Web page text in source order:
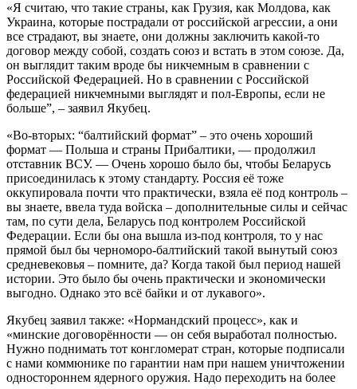
«Я считаю, что такие страны, как Грузия, как Молдова, как
Украина, которые пострадали от российской агрессии, а они
все страдают, вы знаете, они должны заключить какой-то
договор между собой, создать союз и встать в этом союзе. Да,
он выглядит таким вроде бы никчемным в сравнении с
Российской Федерацией. Но в сравнении с Российской
федерацией никчемными выглядят и пол-Европы, если не
больше”, – заявил Якубец.
«Во-вторых: “балтийский формат” – это очень хороший
формат — Польша и страны Прибалтики, — продолжил
отставник ВСУ. — Очень хорошо было бы, чтобы Беларусь
присоединилась к этому стандарту. Россия её тоже
оккупировала почти что практически, взяла её под контроль –
вы знаете, ввела туда войска – дополнительные силы и сейчас
там, по сути дела, Беларусь под контролем Российской
Федерации. Если бы она вышла из-под контроля, то у нас
прямой был бы черноморо-балтийский такой вынутый союз
средневековья – помните, да? Когда такой был период нашей
истории. Это было бы очень практически и экономически
выгодно. Однако это всё байки и от лукавого».
Якубец заявил также: «Нормандский процесс», как и
«минские договорённости — он себя выработал полностью.
Нужно поднимать тот конгломерат стран, которые подписали
с нами коммюнике по гарантии нам при нашем уничтожении
одностороннем ядерного оружия. Надо переходить на более